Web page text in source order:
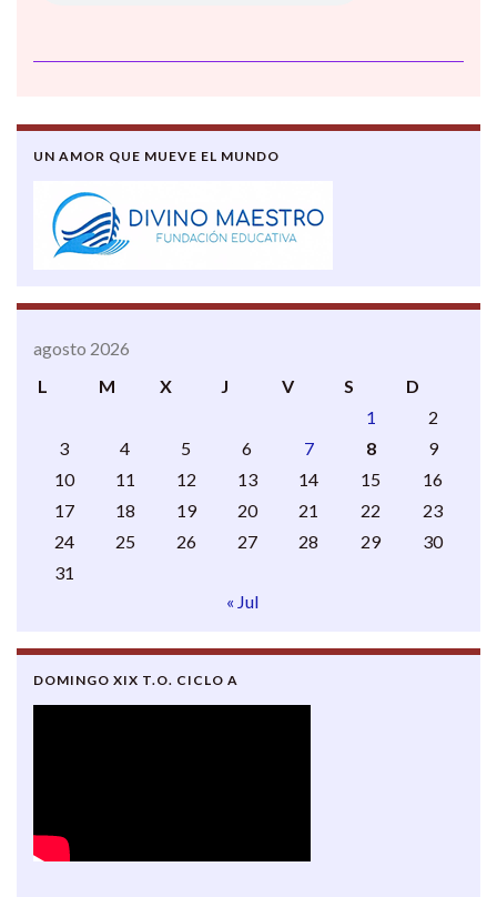
UN AMOR QUE MUEVE EL MUNDO
agosto 2026
L
M X J V S
D
1
2
3
4 5 6 7 8
9
10
11 12 13 14 15
16
17
18 19 20 21 22
23
24
25 26 27 28 29
30
31
« Jul
DOMINGO XIX T.O. CICLO A